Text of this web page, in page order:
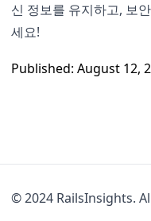
신 정보를 유지하고, 보
세요!
Published: August 12,
© 2024 RailsInsights.